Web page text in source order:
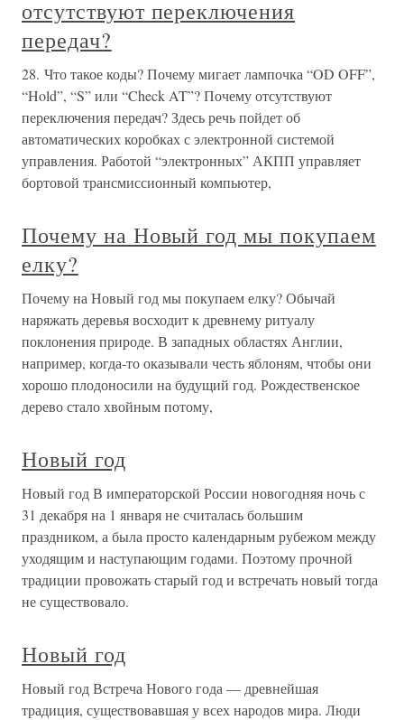
отсутствуют переключения
передач?
28. Что такое коды? Почему мигает лампочка “OD OFF”,
“Hold”, “S” или “Check AT”? Почему отсутствуют
переключения передач? Здесь речь пойдет об
автоматических коробках с электронной системой
управления. Работой “электронных” АКПП управляет
бортовой трансмиссионный компьютер,
Почему на Новый год мы покупаем
елку?
Почему на Новый год мы покупаем елку? Обычай
наряжать деревья восходит к древнему ритуалу
поклонения природе. В западных областях Англии,
например, когда-то оказывали честь яблоням, чтобы они
хорошо плодоносили на будущий год. Рождественское
дерево стало хвойным потому,
Новый год
Новый год В императорской России новогодняя ночь с
31 декабря на 1 января не считалась большим
праздником, а была просто календарным рубежом между
уходящим и наступающим годами. Поэтому прочной
традиции провожать старый год и встречать новый тогда
не существовало.
Новый год
Новый год Встреча Нового года — древнейшая
традиция, существовавшая у всех народов мира. Люди